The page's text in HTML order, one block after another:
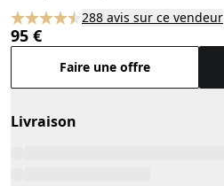
288 avis sur ce vendeur
95 €
Faire une offre
Livraison